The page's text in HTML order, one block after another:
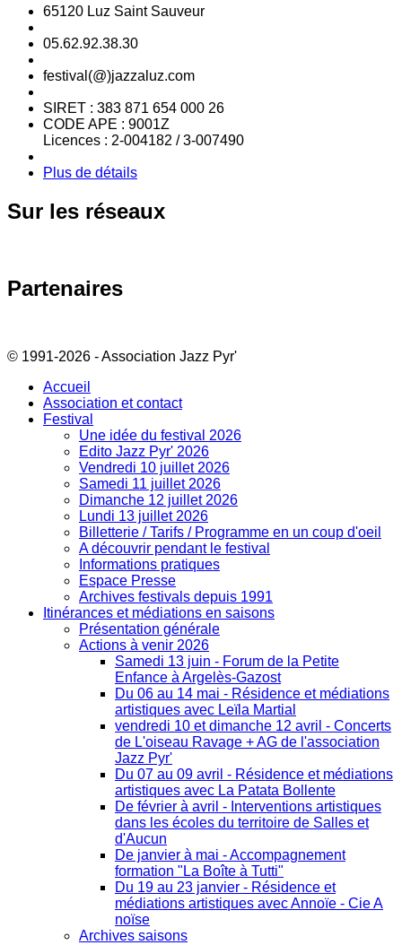
65120 Luz Saint Sauveur
05.62.92.38.30
festival(@)jazzaluz.com
SIRET : 383 871 654 000 26
CODE APE : 9001Z
Licences : 2-004182 / 3-007490
Plus de détails
Sur les réseaux
Partenaires
© 1991-2026 - Association Jazz Pyr'
Accueil
Association et contact
Festival
Une idée du festival 2026
Edito Jazz Pyr' 2026
Vendredi 10 juillet 2026
Samedi 11 juillet 2026
Dimanche 12 juillet 2026
Lundi 13 juillet 2026
Billetterie / Tarifs / Programme en un coup d'oeil
A découvrir pendant le festival
Informations pratiques
Espace Presse
Archives festivals depuis 1991
Itinérances et médiations en saisons
Présentation générale
Actions à venir 2026
Samedi 13 juin - Forum de la Petite
Enfance à Argelès-Gazost
Du 06 au 14 mai - Résidence et médiations
artistiques avec Leïla Martial
vendredi 10 et dimanche 12 avril - Concerts
de L'oiseau Ravage + AG de l'association
Jazz Pyr'
Du 07 au 09 avril - Résidence et médiations
artistiques avec La Patata Bollente
De février à avril - Interventions artistiques
dans les écoles du territoire de Salles et
d'Aucun
De janvier à mai - Accompagnement
formation "La Boîte à Tutti"
Du 19 au 23 janvier - Résidence et
médiations artistiques avec Annoïe - Cie A
noïse
Archives saisons